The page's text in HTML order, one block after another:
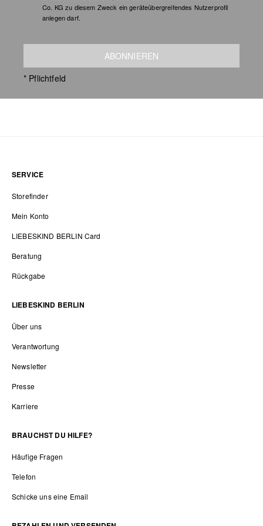
Co. KG zu diesem Zweck ein geräteübergreifendes Nutzerprofil
anlegen darf.
ABONNIEREN
* Pflichtfeld
SERVICE
Storefinder
Mein Konto
LIEBESKIND BERLIN Card
Beratung
Rückgabe
LIEBESKIND BERLIN
Über uns
Verantwortung
Newsletter
Presse
Karriere
BRAUCHST DU HILFE?
Häufige Fragen
Telefon
Schicke uns eine Email